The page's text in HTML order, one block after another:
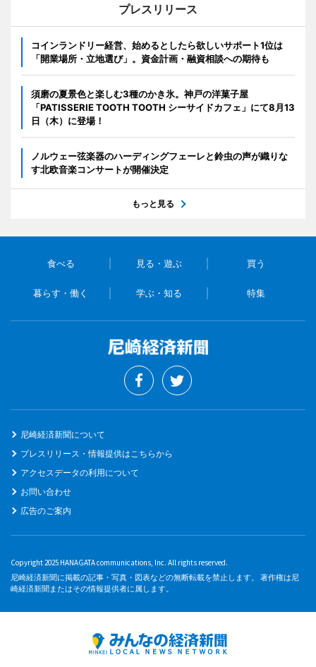
プレスリリース
コインランドリー経営、始めるとしたら欲しいサポート1位は
「開業場所・立地選び」。資金計画・融資相談への期待も
須磨の夏景色と楽しむ3種のかき氷。神戸の洋菓子屋
「PATISSERIE TOOTH TOOTH シーサイドカフェ」にて8月13
日（木）に登場！
ノルウェー弦楽器のハーディングフェーレと鈴虫の声が織りな
す北欧音楽コンサートが開催決定
もっと見る
食べる 見る・遊ぶ 買う
暮らす・働く 学ぶ・知る 特集
尼崎経済新聞について
プレスリリース・情報提供はこちらから
アクセスデータの利用について
お問い合わせ
広告のご案内
Copyright 2025 HANAGATA communications, Inc. All rights reserved.
尼崎経済新聞に掲載の記事・写真・図表などの無断転載を禁止します。 著作権は尼
崎経済新聞またはその情報提供者に属します。